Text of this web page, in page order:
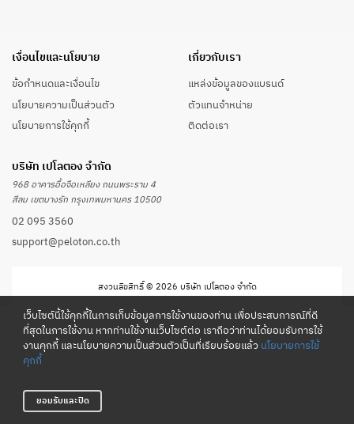
เว็บไซต์นี้ใช้คุกกี้ในการเก็บข้อมูลการใช้งานของท่าน เพื่อประสบการณ์ที่ดี
ที่สุดในการใช้งาน หากท่านใช้งานเว็บไซต์ต่อ เราถือว่าท่านได้ยอมรับการใช้
งานคุกกี้ และนโยบายความเป็นส่วนตัวเป็นที่เรียบร้อยแล้ว นโยบายการใช้
คุกกี้
ยอมรับและปิด
เงื่อนไขและนโยบาย
ข้อกำหนดและเงื่อนไข
นโยบายความเป็นส่วนตัว
นโยบายการใช้คุกกี้
เกี่ยวกับเรา
แหล่งข้อมูลของแบรนด์
ตัวแทนจำหน่าย
ติดต่อเรา
บริษัท เปโลตอง จำกัด
968 อาคารอื้อจือเหลียง ถนนพระราม 4
สีลม เขตบางรัก กรุงเทพมหานคร 10500
02 095 3560
support@peloton.co.th
สงวนลิขสิทธิ์ © 2026 บริษัท เปโลตอง จำกัด